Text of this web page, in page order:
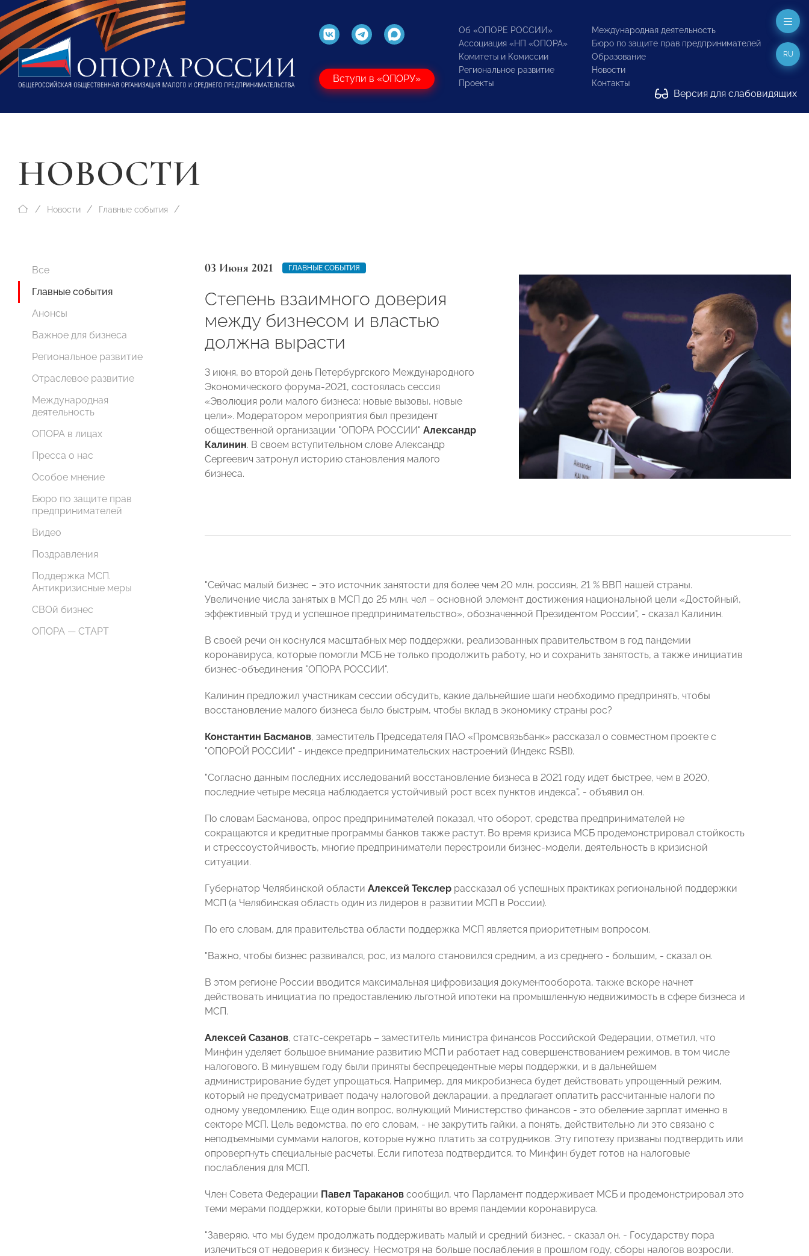
Вступи в «ОПОРУ»
Об «ОПОРЕ РОССИИ»
Ассоциация «НП «ОПОРА»
Комитеты и Комиссии
Региональное развитие
Проекты
Международная деятельность
Бюро по защите прав предпринимателей
Образование
Новости
Контакты
Версия для слабовидящих
RU
НОВОСТИ
Новости Главные события
Все
Главные события
Анонсы
Важное для бизнеса
Региональное развитие
Отраслевое развитие
Международная
деятельность
ОПОРА в лицах
Пресса о нас
Особое мнение
Бюро по защите прав
предпринимателей
Видео
Поздравления
Поддержка МСП.
Антикризисные меры
СВОй бизнес
ОПОРА — СТАРТ
03 Июня 2021 ГЛАВНЫЕ СОБЫТИЯ
Степень взаимного доверия
между бизнесом и властью
должна вырасти
3 июня, во второй день Петербургского Международного
Экономического форума-2021, состоялась сессия
«Эволюция роли малого бизнеса: новые вызовы, новые
цели». Модератором мероприятия был президент
общественной организации "ОПОРА РОССИИ" Александр
Калинин. В своем вступительном слове Александр
Сергеевич затронул историю становления малого
бизнеса.
"Сейчас малый бизнес – это источник занятости для более чем 20 млн. россиян, 21 % ВВП нашей страны.
Увеличение числа занятых в МСП до 25 млн. чел – основной элемент достижения национальной цели «Достойный,
эффективный труд и успешное предпринимательство», обозначенной Президентом России", - сказал Калинин.
В своей речи он коснулся масштабных мер поддержки, реализованных правительством в год пандемии
коронавируса, которые помогли МСБ не только продолжить работу, но и сохранить занятость, а также инициатив
бизнес-объединения "ОПОРА РОССИИ".
Калинин предложил участникам сессии обсудить, какие дальнейшие шаги необходимо предпринять, чтобы
восстановление малого бизнеса было быстрым, чтобы вклад в экономику страны рос?
Константин Басманов, заместитель Председателя ПАО «Промсвязьбанк» рассказал о совместном проекте с
"ОПОРОЙ РОССИИ" - индексе предпринимательских настроений (Индекс RSBI).
"Согласно данным последних исследований восстановление бизнеса в 2021 году идет быстрее, чем в 2020,
последние четыре месяца наблюдается устойчивый рост всех пунктов индекса", - объявил он.
По словам Басманова, опрос предпринимателей показал, что оборот, средства предпринимателей не
сокращаются и кредитные программы банков также растут. Во время кризиса МСБ продемонстрировал стойкость
и стрессоустойчивость, многие предприниматели перестроили бизнес-модели, деятельность в кризисной
ситуации.
Губернатор Челябинской области Алексей Текслер рассказал об успешных практиках региональной поддержки
МСП (а Челябинская область один из лидеров в развитии МСП в России).
По его словам, для правительства области поддержка МСП является приоритетным вопросом.
"Важно, чтобы бизнес развивался, рос, из малого становился средним, а из среднего - большим, - сказал он.
В этом регионе России вводится максимальная цифровизация документооборота, также вскоре начнет
действовать инициатиа по предоставлению льготной ипотеки на промышленную недвижимость в сфере бизнеса и
МСП.
Алексей Сазанов, статс-секретарь – заместитель министра финансов Российской Федерации, отметил, что
Минфин уделяет большое внимание развитию МСП и работает над совершенствованием режимов, в том числе
налогового. В минувшем году были приняты беспрецедентные меры поддержки, и в дальнейшем
администрирование будет упрощаться. Например, для микробизнеса будет действовать упрощенный режим,
который не предусматривает подачу налоговой декларации, а предлагает оплатить рассчитанные налоги по
одному уведомлению. Еще один вопрос, волнующий Министерство финансов - это обеление зарплат именно в
секторе МСП. Цель ведомства, по его словам, - не закрутить гайки, а понять, действительно ли это связано с
неподъемными суммами налогов, которые нужно платить за сотрудников. Эту гипотезу призваны подтвердить или
опровергнуть специальные расчеты. Если гипотеза подтвердится, то Минфин будет готов на налоговые
послабления для МСП.
Член Совета Федерации Павел Тараканов сообщил, что Парламент поддерживает МСБ и продемонстрировал это
теми мерами поддержки, которые были приняты во время пандемии коронавируса.
"Заверяю, что мы будем продолжать поддерживать малый и средний бизнес, - сказал он. - Государству пора
излечиться от недоверия к бизнесу. Несмотря на больше послабления в прошлом году, сборы налогов возросли.